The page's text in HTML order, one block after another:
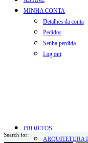
MINHA CONTA
Detalhes da conta
Pedidos
Senha perdida
Log out
PROJETOS
ARQUITETURA
Search for: